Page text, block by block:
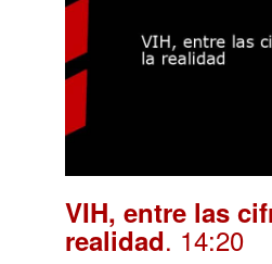
VIH, entre las
realidad. 14:20